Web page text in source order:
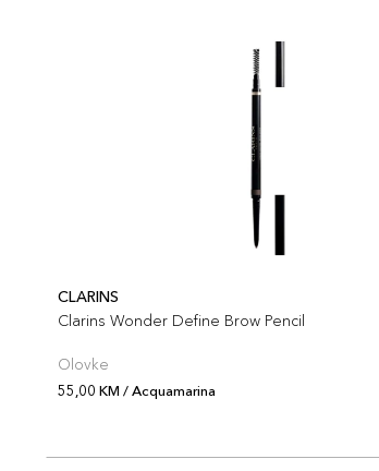
CLARINS
Clarins Wonder Define Brow Pencil
Olovke
55,00 KM / Acquamarina